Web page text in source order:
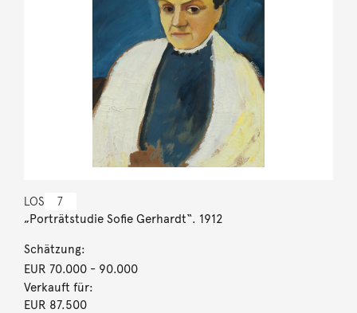
LOS 7
„Porträtstudie Sofie Gerhardt“. 1912
Schätzung:
EUR 70.000- 90.000
Verkauft für:
EUR 87.500